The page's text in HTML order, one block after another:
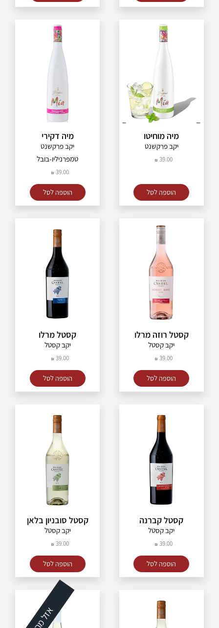
מיה מוחיטו
יקב פרקשנט
39.00
הוספה לסל
מיה דקירי
יקב פרקשנט
טמפרניליו-בובל
39.00
הוספה לסל
קסטל רוזה מרלו
יקב קסטל
39.00
הוספה לסל
קסטל מרלו
יקב קסטל
39.00
הוספה לסל
קסטל קברנה
יקב קסטל
39.00
הוספה לסל
קסטל סובניון בלאן
יקב קסטל
39.00
הוספה לסל